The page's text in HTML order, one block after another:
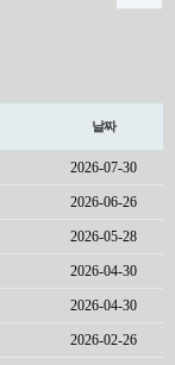
날짜
2026-07-30
2026-06-26
2026-05-28
2026-04-30
2026-04-30
2026-02-26